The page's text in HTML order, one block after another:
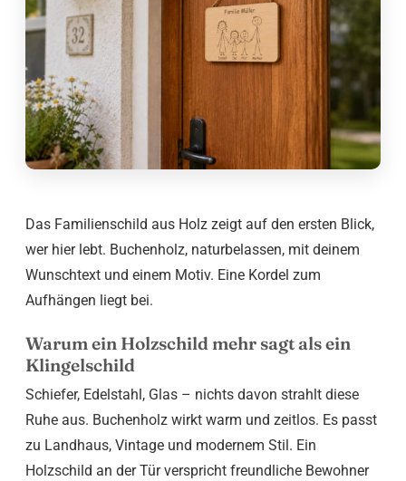
Das Familienschild aus Holz zeigt auf den ersten Blick,
wer hier lebt. Buchenholz, naturbelassen, mit deinem
Wunschtext und einem Motiv. Eine Kordel zum
Aufhängen liegt bei.
Warum ein Holzschild mehr sagt als ein
Klingelschild
Schiefer, Edelstahl, Glas – nichts davon strahlt diese
Ruhe aus. Buchenholz wirkt warm und zeitlos. Es passt
zu Landhaus, Vintage und modernem Stil. Ein
Holzschild an der Tür verspricht freundliche Bewohner